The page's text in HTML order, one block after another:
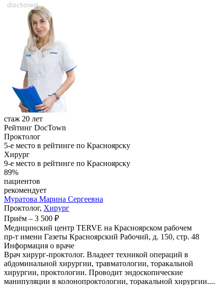
стаж 20 лет
Рейтинг DocTown
Проктолог
5-е место в рейтинге по Красноярску
Хирург
9-е место в рейтинге по Красноярску
89%
пациентов
рекомендует
Муратова Марина Сергеевна
Проктолог, Хирург
Приём – 3 500 ₽
Медицинский центр TERVE на Красноярском рабочем
пр-т имени Газеты Красноярский Рабочий, д. 150, стр. 48
Информация о враче
Врач хирург-проктолог. Владеет техникой операций в
абдоминальной хирургии, травматологии, торакальной
хирургии, проктологии. Проводит эндоскопические
манипуляции в колонопроктологии, торакальной хирургии....